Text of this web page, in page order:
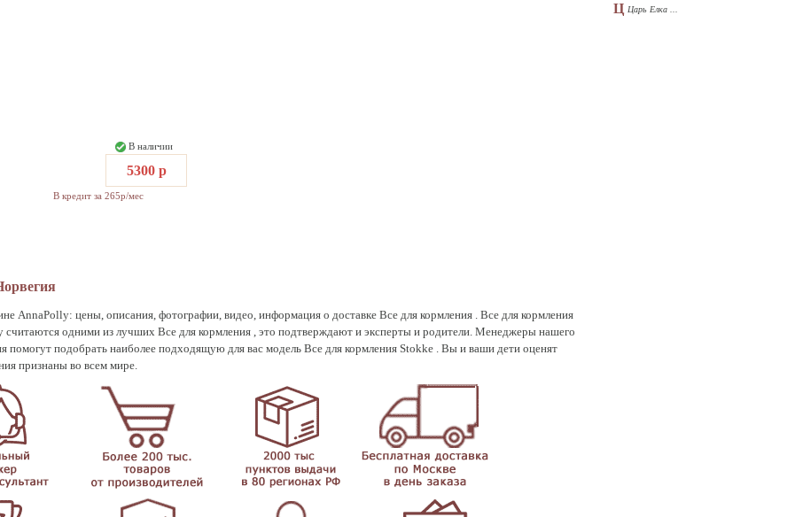
В наличии
5300 р
В кредит за 265р/мес
AnnaPolly: цены, описания, фотографии, видео, информация о доставке Все для кормления . Все для кормления
считаются одними из лучших Все для кормления , это подтверждают и эксперты и родители. Менеджеры нашего
помогут подобрать наиболее подходящую для вас модель Все для кормления Stokke . Вы и ваши дети оценят
признаны во всем мире.
Ц Царь Елка ...